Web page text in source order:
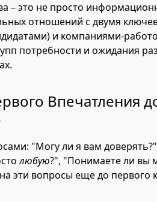
– это не просто
отношений с двумя
и компаниями-
потребности и ожидания
Впечатления
"Могу ли я вам
любую?", "Понимаете ли вы
эти вопросы еще до первого